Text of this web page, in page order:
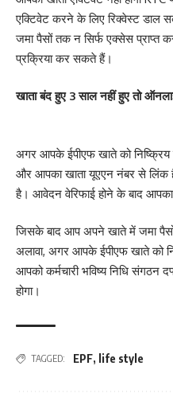
एक्टिवेट करने के लिए रिक्वेस्ट डाल
जमा पैसों तक न सिर्फ एक्सेस
प्रक्रिया कर सकते हैं।
खाता बंद हुए 3 साल नहीं हुए तो
अगर आपके ईपीएफ खाते को
और आपका खाता यूएएन नंबर से
है। आवेदन वेरिफाई होने के बाद आपका
जिसके बाद आप अपने खाते में जमा
अलावा, अगर आपके ईपीएफ खाते को
आपको कर्मचारी भविष्य निधि
होगा।
TAGGED: EPF, life style